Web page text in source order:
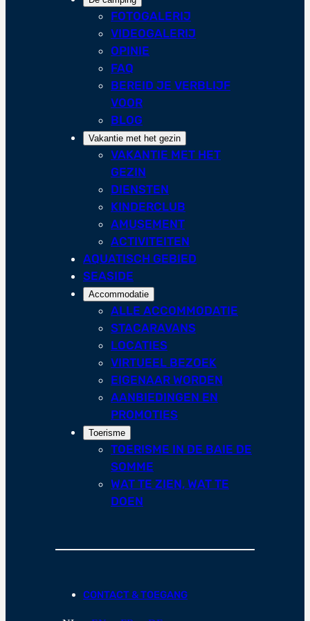
FOTOGALERIJ
VIDEOGALERIJ
OPINIE
FAQ
BEREID JE VERBLIJF
VOOR
BLOG
Vakantie met het gezin
VAKANTIE MET HET
GEZIN
DIENSTEN
KINDERCLUB
AMUSEMENT
ACTIVITEITEN
AQUATISCH GEBIED
SEASIDE
Accommodatie
ALLE ACCOMMODATIE
STACARAVANS
LOCATIES
VIRTUEEL BEZOEK
EIGENAAR WORDEN
AANBIEDINGEN EN
PROMOTIES
Toerisme
TOERISME IN DE BAIE DE
SOMME
WAT TE ZIEN, WAT TE
DOEN
CONTACT & TOEGANG